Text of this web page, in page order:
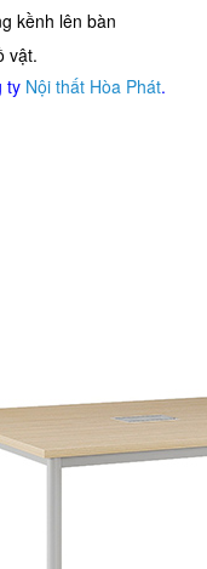
kềnh lên bàn
vật.
ty Nội thất Hòa Phát.